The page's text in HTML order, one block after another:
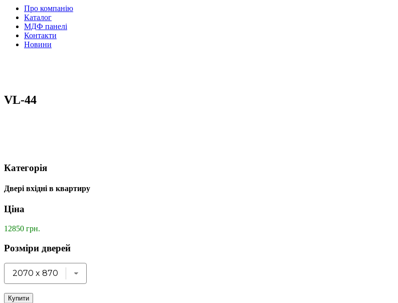
Про компанію
Каталог
МДФ панелі
Контакти
Новини
VL-44
Категорія
Двері вхідні в квартиру
Ціна
12850 грн.
Розміри дверей
Купити